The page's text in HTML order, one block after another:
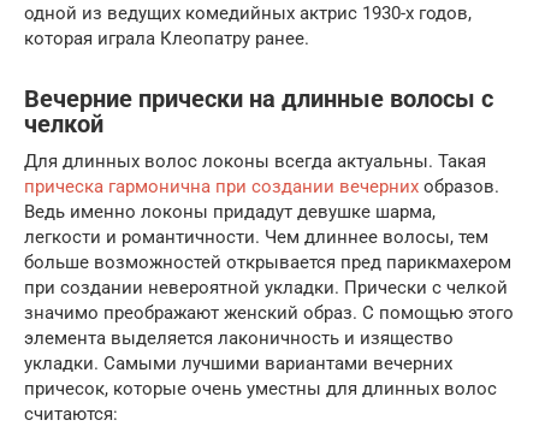
одной из ведущих комедийных актрис 1930-х годов,
которая играла Клеопатру ранее.
Вечерние прически на длинные волосы с
челкой
Для длинных волос локоны всегда актуальны. Такая
прическа гармонична при создании вечерних образов.
Ведь именно локоны придадут девушке шарма,
легкости и романтичности. Чем длиннее волосы, тем
больше возможностей открывается пред парикмахером
при создании невероятной укладки. Прически с челкой
значимо преображают женский образ. С помощью этого
элемента выделяется лаконичность и изящество
укладки. Самыми лучшими вариантами вечерних
причесок, которые очень уместны для длинных волос
считаются: